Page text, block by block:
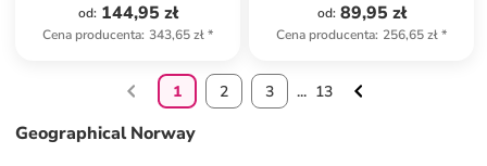
od: 144,95 zł
Cena producenta: 343,65 zł*
od: 89,95 zł
Cena producenta: 256,65 zł*
1 2 3 ... 13
Geographical Norway